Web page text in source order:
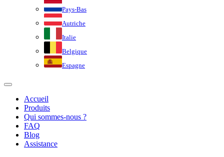
Pays-Bas
Autriche
Italie
Belgique
Espagne
Accueil
Produits
Qui sommes-nous ?
FAQ
Blog
Assistance